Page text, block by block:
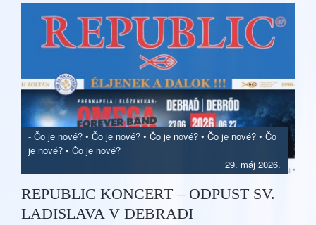
- Čo je nové? • Čo je nové? • Čo je nové? • Čo je nové? • Čo
je nové? • Čo je nové?
29. máj 2026.
REPUBLIC KONCERT – ODPUST SV.
LADISLAVA V DEBRADI